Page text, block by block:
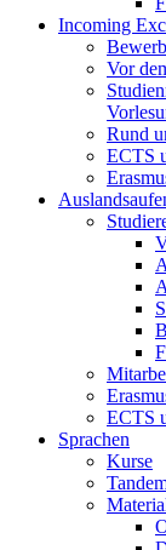
Incoming
Vor
Rund
ECTS
ECTS
Sprachen
Kurse